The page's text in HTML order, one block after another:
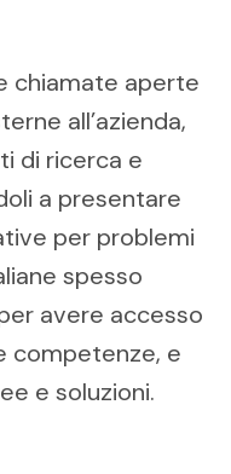
chiamate aperte
all’azienda,
di ricerca e
a presentare
per problemi
spesso
avere accesso
competenze, e
e soluzioni.